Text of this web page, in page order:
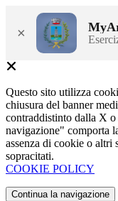
×
Questo sito utilizza
chiusura del banner
contraddistinto dalla X
navigazione" comporta
assenza di cookie o altri
sopracitati.
COOKIE POLICY
Continua la navigazione